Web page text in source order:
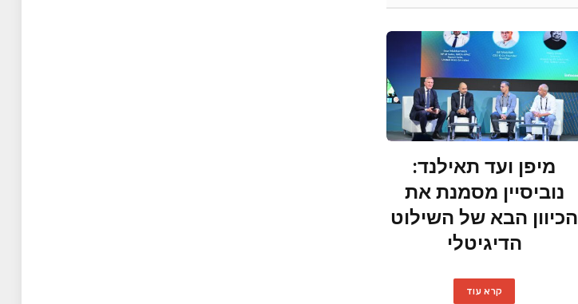
מיפן ועד תאילנד:
נוביסיין מסמנת את
הכיוון הבא של השילוט
הדיגיטלי
קרא עוד